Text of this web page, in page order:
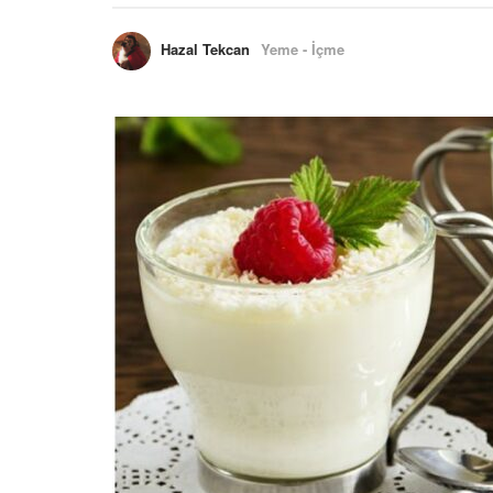
Hazal Tekcan Yeme - İçme